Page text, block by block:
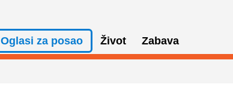
Oglasi za posao Život Zabava